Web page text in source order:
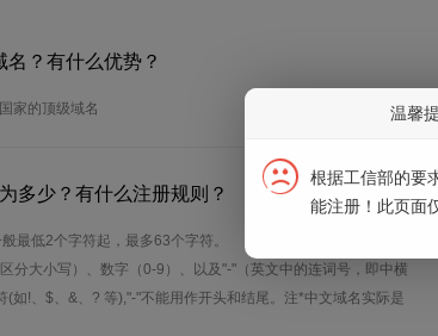
名？有什么优势？
家的顶级域名
多少？有什么注册规则？
最低2个字符起，最多63个字符。
分大小写）、数字（0-9）、以及"-"（英文中的连词号，即中横
(如!、$、&、? 等),"-"不能用作开头和结尾。注*中文域名实际是
温馨
根据工信部的要
能注册！此页面